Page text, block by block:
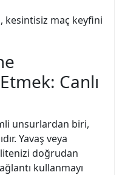
kesintisiz maç keyfini
Canlı
unsurlardan biri,
Yavaş veya
doğrudan
kullanmayı